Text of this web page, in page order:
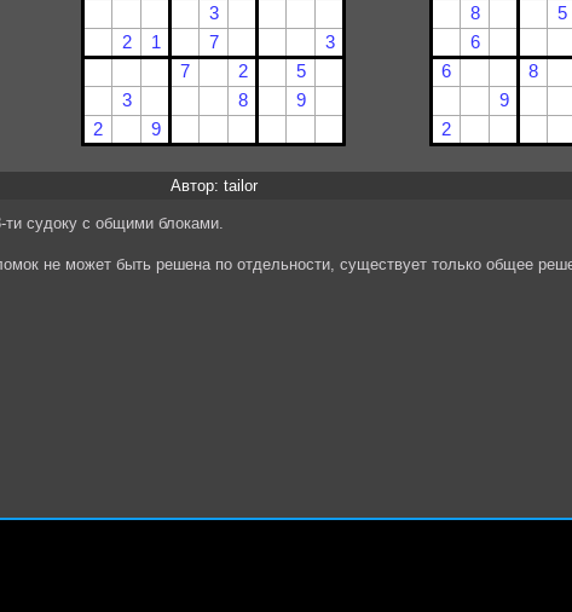
Автор: tailor
судоку с общими блоками.
не может быть решена по отдельности, существует только общее